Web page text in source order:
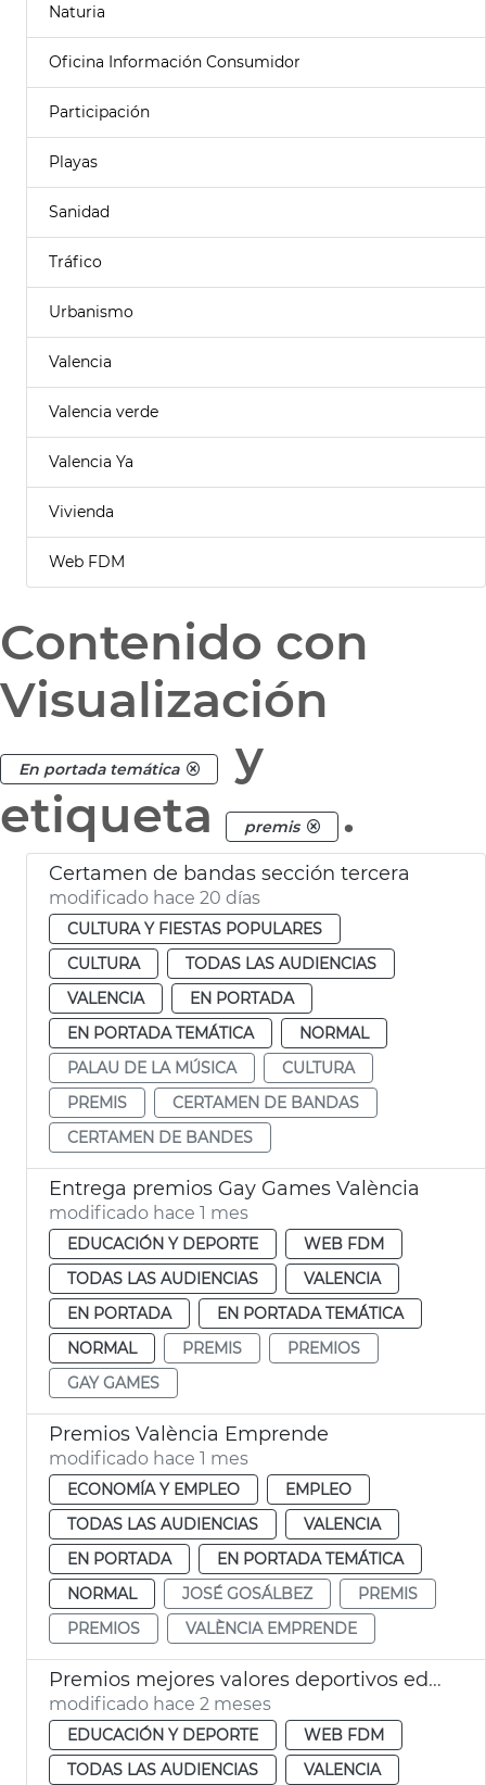
Naturia
Oficina Información Consumidor
Participación
Playas
Sanidad
Tráfico
Urbanismo
Valencia
Valencia verde
Valencia Ya
Vivienda
Web FDM
Contenido con
Visualización
En portada temática
y
etiqueta
premis .
Certamen de bandas sección tercera
modificado hace 20 días
CULTURA Y FIESTAS POPULARES
CULTURA
TODAS LAS AUDIENCIAS
VALENCIA
EN PORTADA
EN PORTADA TEMÁTICA
NORMAL
PALAU DE LA MÚSICA
CULTURA
PREMIS
CERTAMEN DE BANDAS
CERTAMEN DE BANDES
Entrega premios Gay Games València
modificado hace 1 mes
EDUCACIÓN Y DEPORTE
WEB FDM
TODAS LAS AUDIENCIAS
VALENCIA
EN PORTADA
EN PORTADA TEMÁTICA
NORMAL
PREMIS
PREMIOS
GAY GAMES
Premios València Emprende
modificado hace 1 mes
ECONOMÍA Y EMPLEO
EMPLEO
TODAS LAS AUDIENCIAS
VALENCIA
EN PORTADA
EN PORTADA TEMÁTICA
NORMAL
JOSÉ GOSÁLBEZ
PREMIS
PREMIOS
VALÈNCIA EMPRENDE
Premios mejores valores deportivos edad escolar València
modificado hace 2 meses
EDUCACIÓN Y DEPORTE
WEB FDM
TODAS LAS AUDIENCIAS
VALENCIA